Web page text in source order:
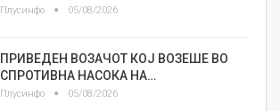
Плусинфо 05/08/2026
ПРИВЕДЕН ВОЗАЧОТ КОЈ ВОЗЕШЕ ВО
СПРОТИВНА НАСОКА НА…
Плусинфо 05/08/2026